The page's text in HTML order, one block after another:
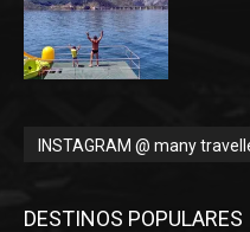
INSTAGRAM @ many
DESTINOS POPULARES